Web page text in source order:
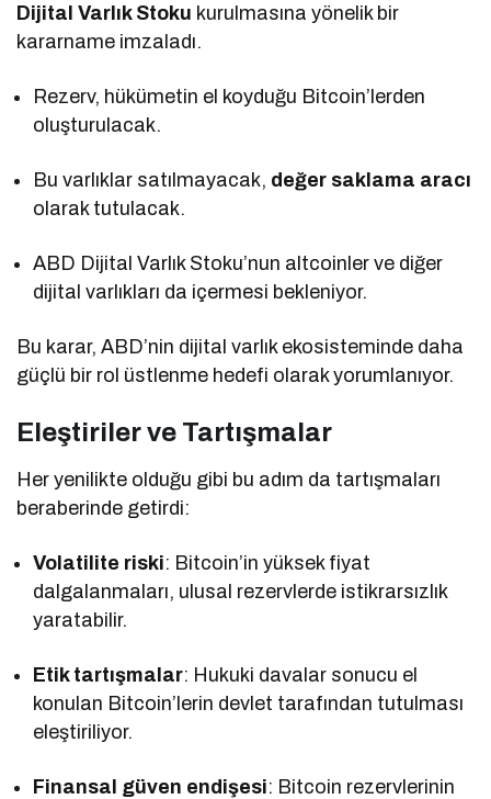
Dijital Varlık Stoku kurulmasına yönelik bir
kararname imzaladı.
Rezerv, hükümetin el koyduğu Bitcoin’lerden
oluşturulacak.
Bu varlıklar satılmayacak, değer saklama aracı
olarak tutulacak.
ABD Dijital Varlık Stoku’nun altcoinler ve diğer
dijital varlıkları da içermesi bekleniyor.
Bu karar, ABD’nin dijital varlık ekosisteminde daha
güçlü bir rol üstlenme hedefi olarak yorumlanıyor.
Eleştiriler ve Tartışmalar
Her yenilikte olduğu gibi bu adım da tartışmaları
beraberinde getirdi:
Volatilite riski: Bitcoin’in yüksek fiyat
dalgalanmaları, ulusal rezervlerde istikrarsızlık
yaratabilir.
Etik tartışmalar: Hukuki davalar sonucu el
konulan Bitcoin’lerin devlet tarafından tutulması
eleştiriliyor.
Finansal güven endişesi: Bitcoin rezervlerinin